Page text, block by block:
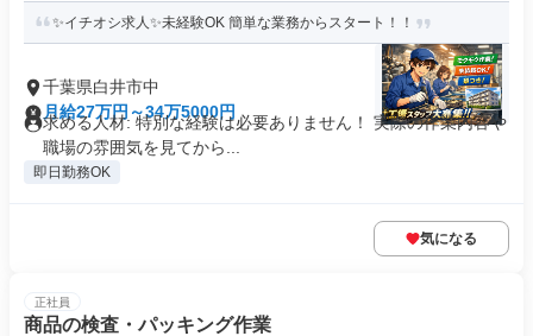
✨イチオシ求人✨未経験OK 簡単な業務からスタート！！
千葉県白井市中
月給27万円～34万5000円
求める人材: 特別な経験は必要ありません！ 実際の作業内容や
職場の雰囲気を見てから...
即日勤務OK
気になる
正社員
商品の検査・パッキング作業